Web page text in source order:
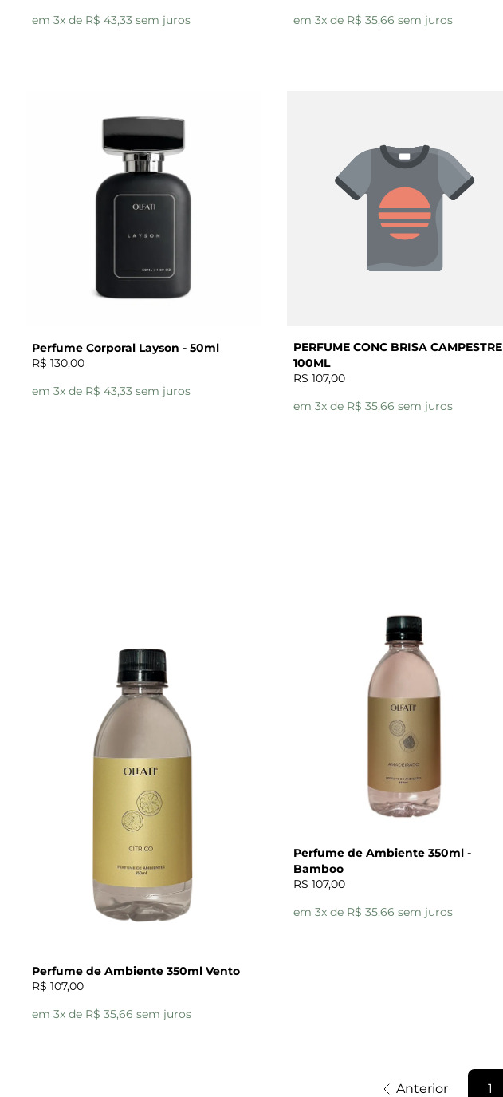
em 3x de R$ 43,33 sem juros
em 3x de R$ 35,66 sem juros
Perfume Corporal Layson - 50ml
R$ 130,00
em 3x de R$ 43,33 sem juros
PERFUME CONC BRISA CAMPESTRE
100ML
R$ 107,00
em 3x de R$ 35,66 sem juros
Perfume de Ambiente 350ml Vento
R$ 107,00
em 3x de R$ 35,66 sem juros
Perfume de Ambiente 350ml -
Bamboo
R$ 107,00
em 3x de R$ 35,66 sem juros
Anterior 1